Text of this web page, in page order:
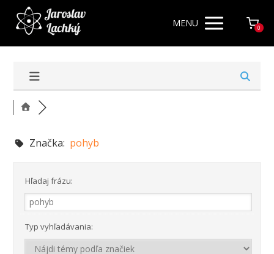
MENU 0
Značka: pohyb
Hľadaj frázu:
Typ vyhľadávania: